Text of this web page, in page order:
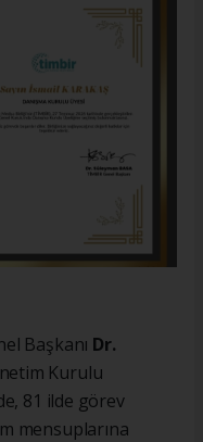
Başkanı Dr.
Kurulu
81 ilde görev
mensuplarına